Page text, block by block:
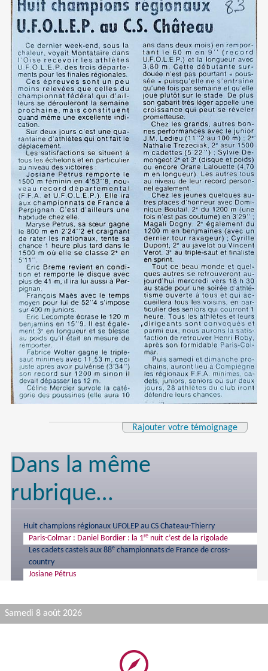
Rajouter votre témoignage
Dans la même
rubrique…
Huit champions régionaux UFOLEP au CS Chateau-Thierry
Paris-Colmar : Daniel Bordier : la 1re nuit c’est de la rigolade
Les cadets castels aux 88e championnats de France de cross-
country
Josiane Pétrus
Samedi 8 août 2026